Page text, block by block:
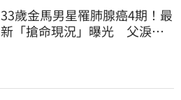
33歲金馬男星罹肺腺癌4期！最
新「搶命現況」曝光 父淚